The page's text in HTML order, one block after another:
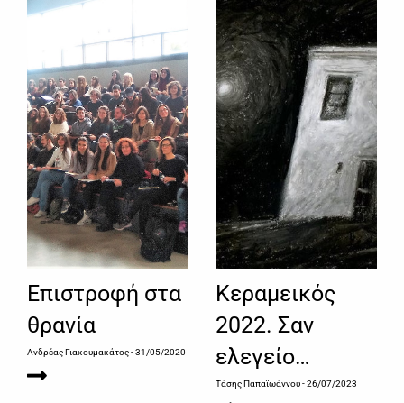
Επιστροφή στα
θρανία
Ανδρέας Γιακουμακάτος- 31/05/2020
Κεραμεικός
2022. Σαν
ελεγείο…
Τάσης Παπαϊωάννου- 26/07/2023